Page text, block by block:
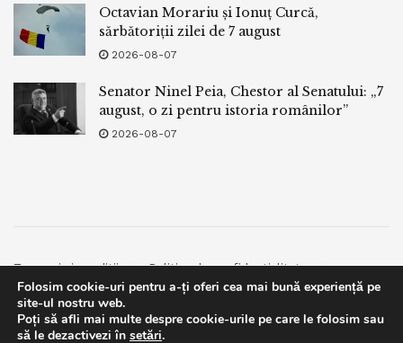
Octavian Morariu și Ionuț Curcă,
sărbătoriții zilei de 7 august
2026-08-07
Senator Ninel Peia, Chestor al Senatului: „7
august, o zi pentru istoria românilor”
2026-08-07
Termeni si conditii
Politica de confidentialitate
Facebook
Contact
© 2019bpnews- Business & Politics Newsbpnews.
Folosim cookie-uri pentru a-ți oferi cea mai bună experiență pe
site-ul nostru web.
Poți să afli mai multe despre cookie-urile pe care le folosim sau
să le dezactivezi în setări.
This website uses GDPR cookies. By continuing to use this